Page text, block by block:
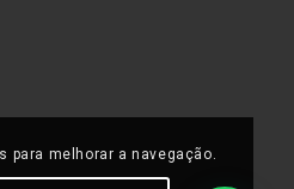
para melhorar a navegação.